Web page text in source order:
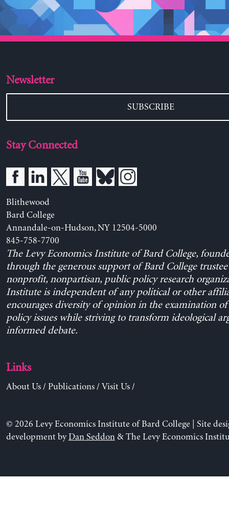
Newsletter
SUBSCRIBE
Stay Connected
Blithewood
Bard College
Annandale-on-Hudson, NY 12504-5000
845-758-7700
The Levy Economics Institute of Bard College,
through the generous support of Bard College trustee
nonprofit, nonpartisan, public policy research
Institute is independent of any political or other
encourages diversity of opinion in the examination
policy issues while striving to transform ideological
informed debate.
Links
About Us/ Publications/ Visit Us/
© 2026 Levy Economics Institute of Bard College | Site
development byDan Seddon& The Levy Economics